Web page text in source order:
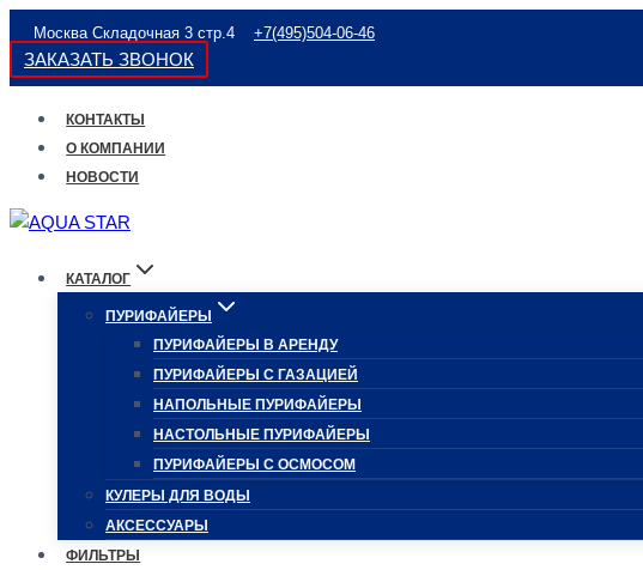
Перейти
содержимому
Москва Складочная 3 стр.4 +7(495)504-06-46
ЗАКАЗАТЬ ЗВОНОК
КОНТАКТЫ
О КОМПАНИИ
НОВОСТИ
КАТАЛОГ
ПУРИФАЙЕРЫ
ПУРИФАЙЕРЫ В АРЕНДУ
ПУРИФАЙЕРЫ С ГАЗАЦИЕЙ
НАПОЛЬНЫЕ ПУРИФАЙЕРЫ
НАСТОЛЬНЫЕ ПУРИФАЙЕРЫ
ПУРИФАЙЕРЫ С ОСМОСОМ
КУЛЕРЫ ДЛЯ ВОДЫ
АКСЕССУАРЫ
ФИЛЬТРЫ